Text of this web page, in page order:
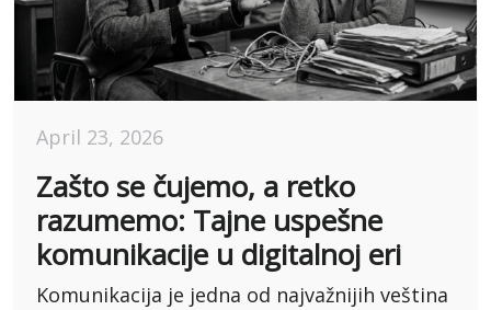
April 23, 2026
Zašto se čujemo, a retko
razumemo: Tajne uspešne
komunikacije u digitalnoj eri
Komunikacija je jedna od najvažnijih veština